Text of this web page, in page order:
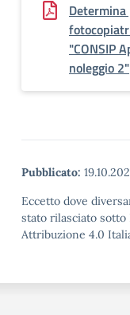
"CONSIP
noleggio 2"
Pubblicato:
Eccetto dove
stato rilasciato sotto
Attribuzione 4.0